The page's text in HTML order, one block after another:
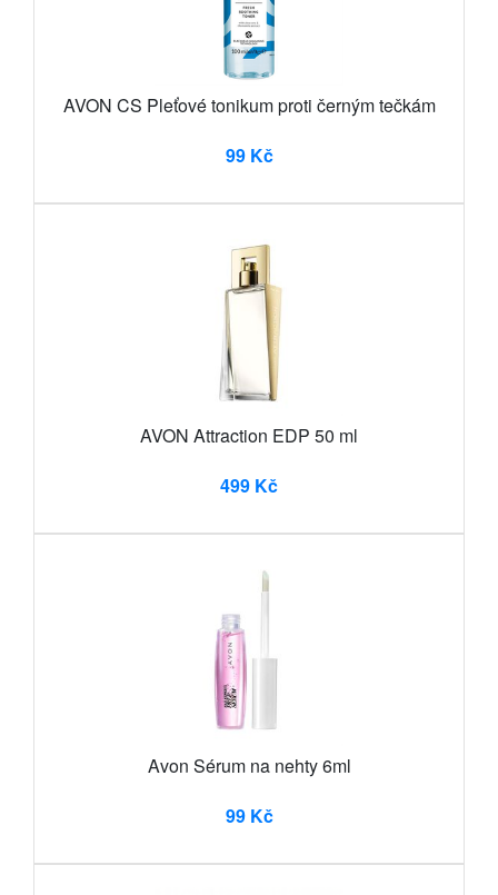
AVON CS Pleťové tonikum proti černým tečkám
99 Kč
AVON Attraction EDP 50 ml
499 Kč
Avon Sérum na nehty 6ml
99 Kč